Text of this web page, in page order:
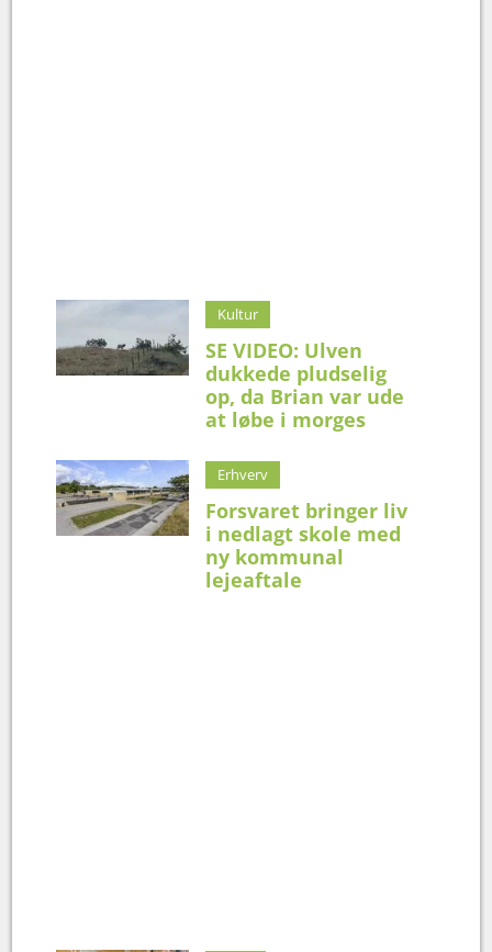
Kultur
SE VIDEO: Ulven
dukkede pludselig
op, da Brian var ude
at løbe i morges
Erhverv
Forsvaret bringer liv
i nedlagt skole med
ny kommunal
lejeaftale